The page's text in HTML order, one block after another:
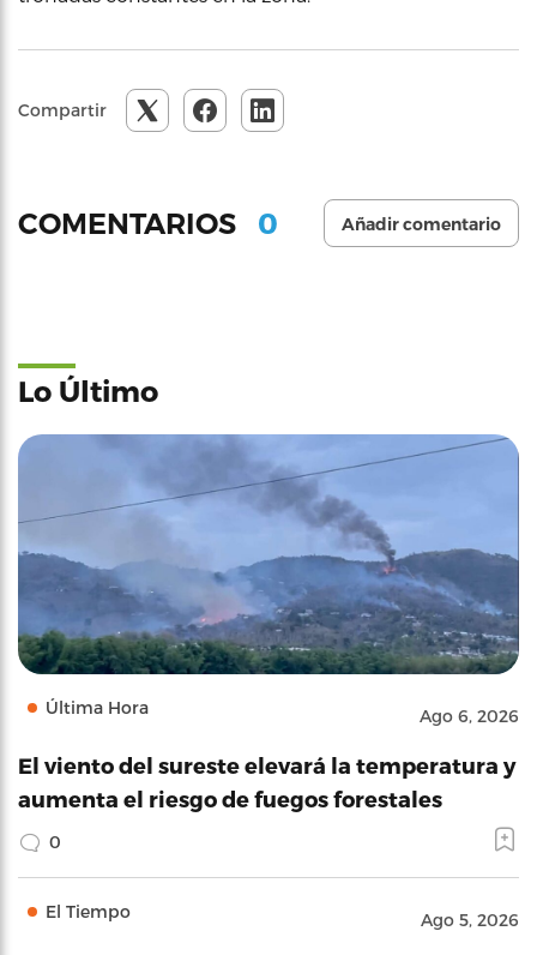
Compartir
COMENTARIOS 0 Añadir comentario
Lo Último
Última Hora Ago 6, 2026
El viento del sureste elevará la temperatura y
aumenta el riesgo de fuegos forestales
0
El Tiempo Ago 5, 2026